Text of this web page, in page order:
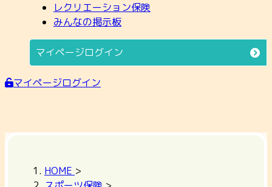
レクリエーション保険
みんなの掲示板
マイページログイン
マイページログイン
HOME >